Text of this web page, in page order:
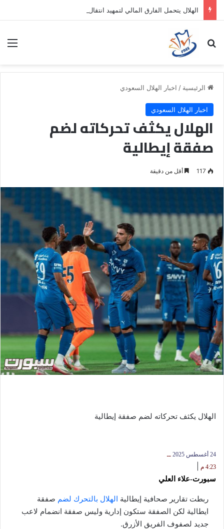
بحث عن
الرئيسية / اخبار الهلال السعودي
اخبار الهلال السعودي
الهلال يكثف تحركاته لضم
صفقة إيطالية
117 أقل من دقيقة
الهلال يكثف تحركاته لضم صفقة إيطالية
24 أغسطس 2025
4:23 م
سبورت-علاء العلي
ربطت تقارير صحافية إيطالية الهلال بالتحرك لضم صفقة
ايطالية لكن الصفقة ستكون إدارية وليس صفقة انضمام لاعب
جديد لصفوف الفريق الأزرق.